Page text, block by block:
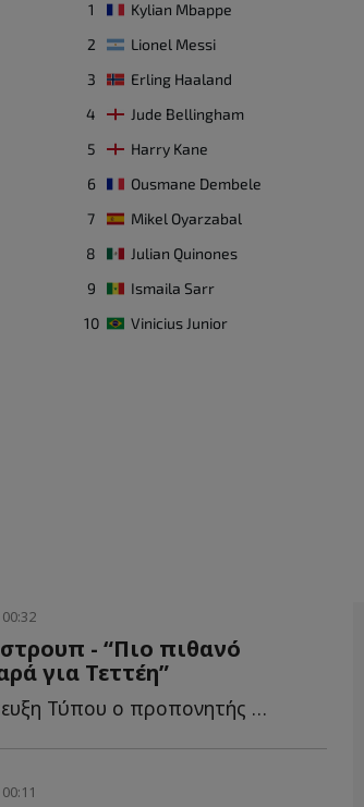
Ziyad Aljohani
Μέσος
25 Αμυντικός
22 Ahmed Alkassar
Τερματοφύλακας
11 Saleh Alshehri
Hassan Kadish
1 Kylian Mbappe
2
Lionel Messi
3
Erling Haaland
4
Jude Bellingham
5
Harry Kane
6
Ousmane Dembele
7
Mikel Oyarzabal
8
Julian Quinones
9
Ismaila Sarr
10
Vinicius Junior
- “Πιο πιθανό
για Τεττέη”
Πώς σχολίασε στη συνέντευξη Τύπου ο προπονητής του Π...